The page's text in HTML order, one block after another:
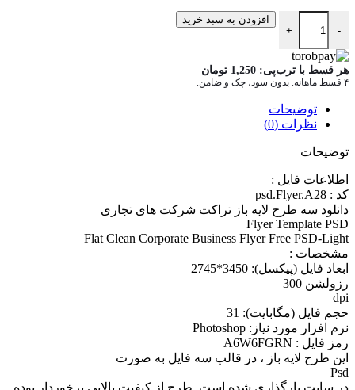
-
دانلود سه طرح لايه باز تراکت شرکت های تجاری psd.Flyer.A28 عدد
+
افزودن به سبد خرید
هر قسط با ترب‌پی: 1,250 تومان
۴ قسط ماهانه. بدون سود، چک و ضامن.
توضیحات
نظرات (0)
توضیحات
اطلاعات فايل :
کد : psd.Flyer.A28
دانلود سه طرح لايه باز تراکت شرکت های تجاری
Flyer Template PSD
Flat Clean Corporate Business Flyer Free PSD-Light
مشخصات :
ابعاد فايل (پيکسل): 3450*2745
رزولشن 300
dpi
حجم فايل (مگابايت): 31
نرم افزار مورد نياز: Photoshop
رمز فایل : A6W6FGRN
اين طرح لايه باز ، در قالب سه فايل به صورت
Psd